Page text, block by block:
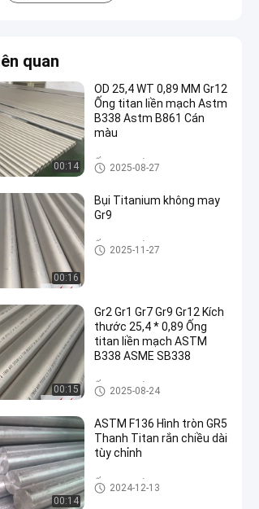
quan
00:14
OD 25,4 WT 0,89 MM Gr12
Ống titan liền mạch Astm
B338 Astm B861 Cán
màu
Ống titan liền mạch
2025-08-27
00:16
Bụi Titanium không may
Gr9
Ống titan liền mạch
2025-11-27
00:15
Gr2 Gr1 Gr7 Gr9 Gr12 Kích
thước 25,4 * 0,89 Ống
titan liền mạch ASTM
B338 ASME SB338
Ống titan liền mạch
2025-08-24
00:14
ASTM F136 Hình tròn GR5
Thanh Titan rắn chiều dài
tùy chỉnh
Ống titan liền mạch
2024-12-13